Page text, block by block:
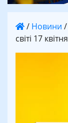
/ Новини /
світі 17 квітня